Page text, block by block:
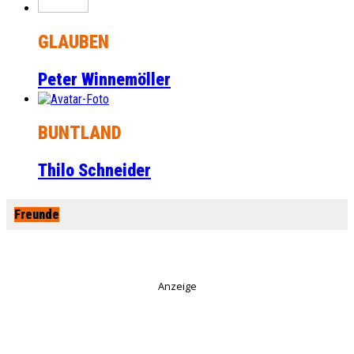
GLAUBEN
Peter Winnemöller
BUNTLAND
Thilo Schneider
Freunde
Anzeige